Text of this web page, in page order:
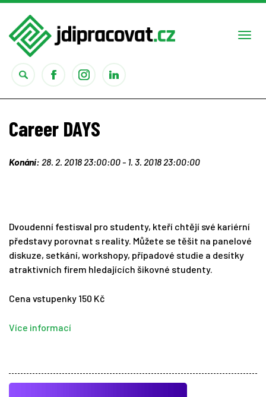
Reality show
Seriály
Tipy
Časopis
Career DAYS
Konání: 28. 2. 2018 23:00:00 - 1. 3. 2018 23:00:00
Dvoudenní festisval pro studenty, kteří chtějí své kariérní
představy porovnat s reality. Můžete se těšit na panelové
diskuze, setkání, workshopy, případové studie a desítky
atraktivních firem hledajících šikovné studenty.
Cena vstupenky 150 Kč
Více informací